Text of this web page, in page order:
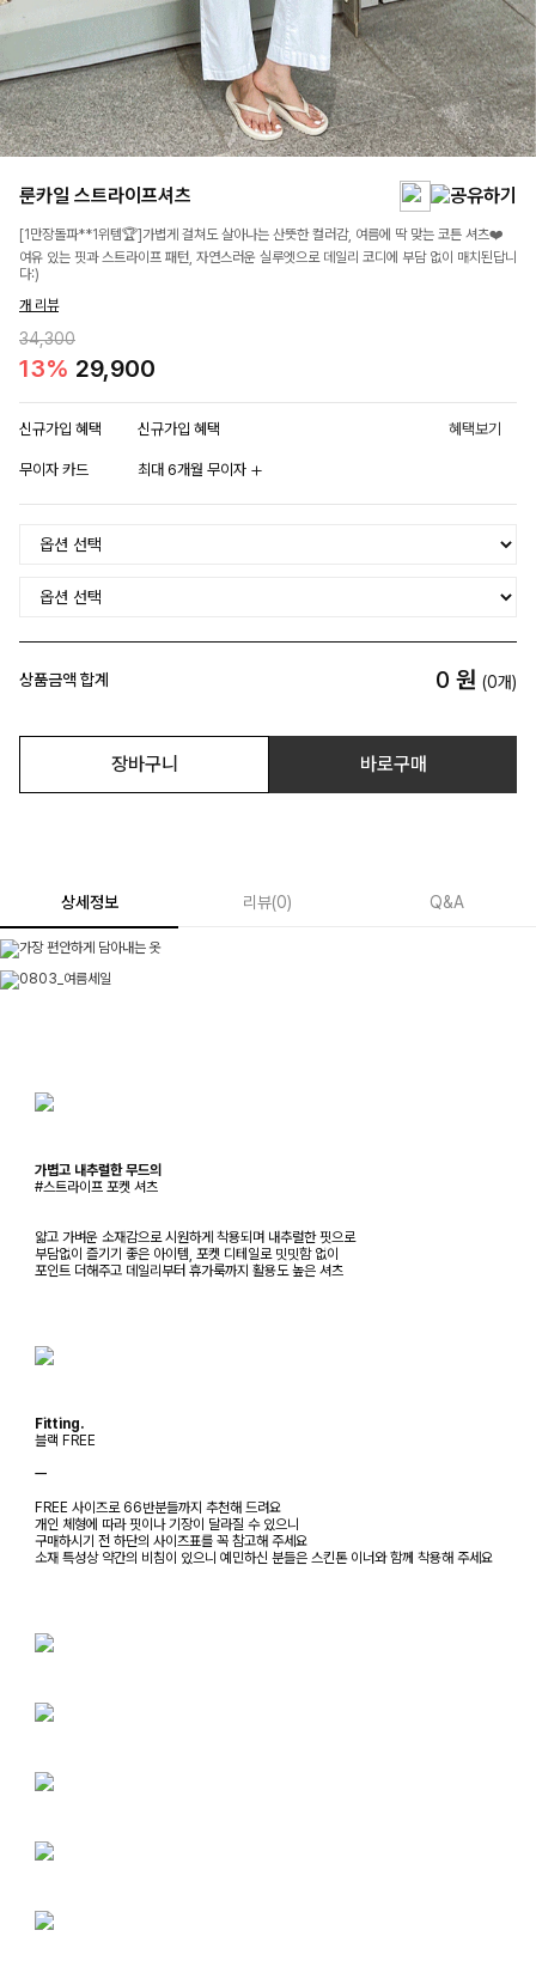
룬카일 스트라이프셔츠
[1만장돌파**1위템🏆]가볍게 걸쳐도 살아나는 산뜻한 컬러감, 여름에 딱 맞는 코튼 셔츠❤️
여유 있는 핏과 스트라이프 패턴, 자연스러운 실루엣으로 데일리 코디에 부담 없이 매치된답니
다:)
개 리뷰
34,300
13% 29,900
신규가입 혜택 신규가입 혜택 혜택보기
무이자 카드 최대 6개월 무이자
상품금액 합계 0 원 (0개)
장바구니 바로구매
상세정보 리뷰(0) Q&A
가볍고 내추럴한 무드의
#스트라이프 포켓 셔츠
얇고 가벼운 소재감으로 시원하게 착용되며 내추럴한 핏으로
부담없이 즐기기 좋은 아이템, 포켓 디테일로 밋밋함 없이
포인트 더해주고 데일리부터 휴가룩까지 활용도 높은 셔츠
Fitting.
블랙 FREE
ㅡ
FREE 사이즈로 66반분들까지 추천해 드려요
개인 체형에 따라 핏이나 기장이 달라질 수 있으니
구매하시기 전 하단의 사이즈표를 꼭 참고해 주세요
소재 특성상 약간의 비침이 있으니 예민하신 분들은 스킨톤 이너와 함께 착용해 주세요